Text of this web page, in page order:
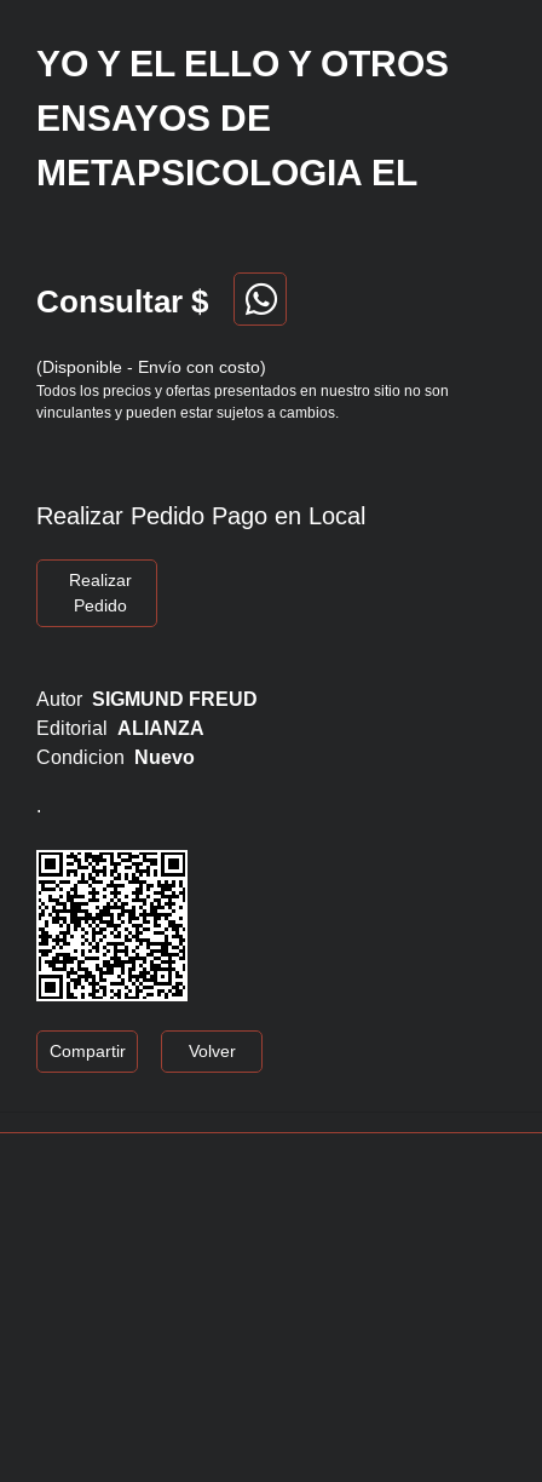
YO Y EL ELLO Y OTROS
ENSAYOS DE
METAPSICOLOGIA EL
Consultar $
(Disponible - Envío con costo)
Todos los precios y ofertas presentados en nuestro sitio no son
vinculantes y pueden estar sujetos a cambios.
Realizar Pedido Pago en Local
Realizar
Pedido
Autor SIGMUND FREUD
Editorial ALIANZA
Condicion
Nuevo
.
Compartir Volver